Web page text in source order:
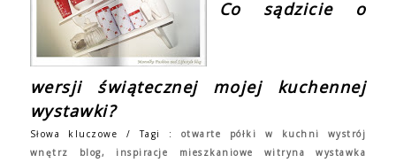
Co sądzicie o
wersji świątecznej mojej kuchennej
wystawki?
Słowa kluczowe / Tagi : otwarte półki w kuchni wystrój
wnętrz blog,
inspiracje mieszkaniowe witryna wystawka